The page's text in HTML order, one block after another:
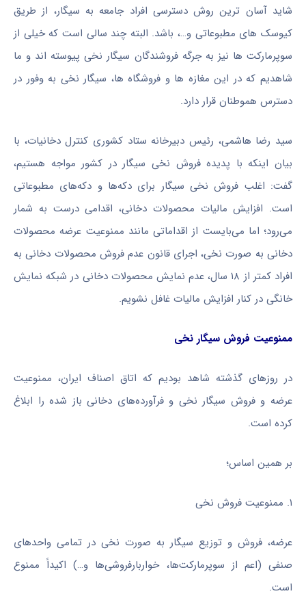
شاید آسان ترین روش دسترسی افراد جامعه به سیگار، از طریق
کیوسک های مطبوعاتی و…، باشد. البته چند سالی است که خیلی از
سوپرمارکت ها نیز به جرگه فروشندگان سیگار نخی پیوسته اند و ما
شاهدیم که در این مغازه ها و فروشگاه ها، سیگار نخی به وفور در
دسترس هموطنان قرار دارد.
سید رضا هاشمی، رئیس دبیرخانه ستاد کشوری کنترل دخانیات، با
بیان اینکه با پدیده فروش نخی سیگار در کشور مواجه هستیم،
گفت: اغلب فروش نخی سیگار برای دکه‌ها و دکه‌های مطبوعاتی
است. افزایش مالیات محصولات دخانی، اقدامی درست به شمار
می‌رود؛ اما می‌بایست از اقداماتی مانند ممنوعیت عرضه محصولات
دخانی به صورت نخی، اجرای قانون عدم فروش محصولات دخانی به
افراد کمتر از ۱۸ سال، عدم نمایش محصولات دخانی در شبکه نمایش
خانگی در کنار افزایش مالیات غافل نشویم.
ممنوعیت فروش سیگار نخی
در روزهای گذشته شاهد بودیم که اتاق اصناف ایران، ممنوعیت
عرضه و فروش سیگار نخی و فرآورده‌های دخانی باز شده را ابلاغ
کرده است.
بر همین اساس؛
۱. ممنوعیت فروش نخی
عرضه، فروش و توزیع سیگار به صورت نخی در تمامی واحدهای
صنفی (اعم از سوپرمارکت‌ها، خواربارفروشی‌ها و…) اکیداً ممنوع
است.